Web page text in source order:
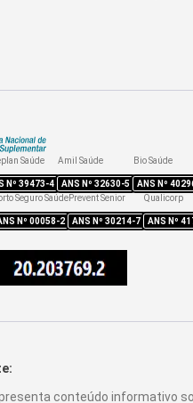
Saúde
Nº 39473-4
Amil Saúde
ANS Nº 32630-5
Bio Saúde
ANS Nº
Seguro Saúde
Nº 00058-2
Prevent Senior
ANS Nº 30214-7
Qualicorp
ANS Nº
conteúdo informativo